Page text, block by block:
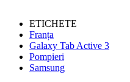
ETICHETE
Franța
Galaxy Tab Active 3
Pompieri
Samsung